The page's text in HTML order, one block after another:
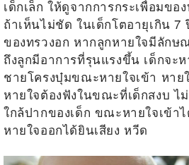
เด็กเล็ก ให้ดูจากการกระเพื่อมขอ
ถ้าเห็นไม่ชัด ในเด็กโตอายุเกิน 7
ของทรวงอก หากลูกหายใจมีลักษ
ถึงลูกมีอาการที่รุนแรงขึ้น เด็กจะ
ชายโครงบุ๋มขณะหายใจเข้า หาย
หายใจต้องฟังในขณะที่เด็กสงบ ไ
ใกล้ปากของเด็ก ขณะหายใจเข้า
หายใจออกได้ยินเสียง หวีด